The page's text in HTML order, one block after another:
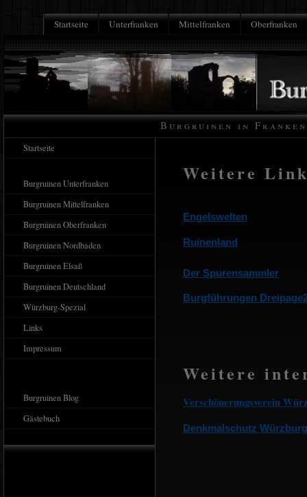
Startseite Unterfranken Mittelfranken Oberfranken
........
Burgruinen in
Startseite
Burgruinen Unterfranken
Burgruinen Mittelfranken
Burgruinen Oberfranken
Burgruinen Nordbaden
Burgruinen Elsaß
Burgruinen Deutschland
Würzburg-Spezial
Links
Impressum
Burgruinen Blog
Gästebuch
Weitere
Engelswelten
Ruinenland
Der Spurensammler
Burgführungen
Weitere
Verschönerungsverein
Denkmalschutz Würzburg